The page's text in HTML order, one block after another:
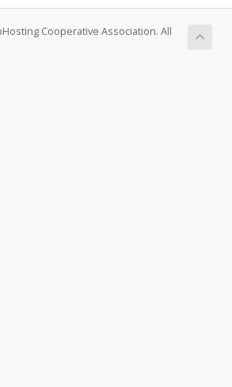
Cooperative Association. All